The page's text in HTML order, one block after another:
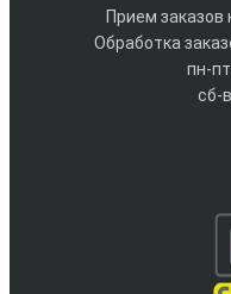
Прием заказов
Обработка
пн-
сб-